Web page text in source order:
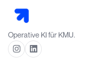
Operative KI für KMU.